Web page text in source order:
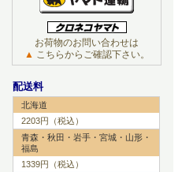
お荷物のお問い合わせは
▲ こちらからご確認下さい。
配送料
北海道
2203円（税込）
青森・秋田・岩手・宮城・山形・
福島
1339円（税込）